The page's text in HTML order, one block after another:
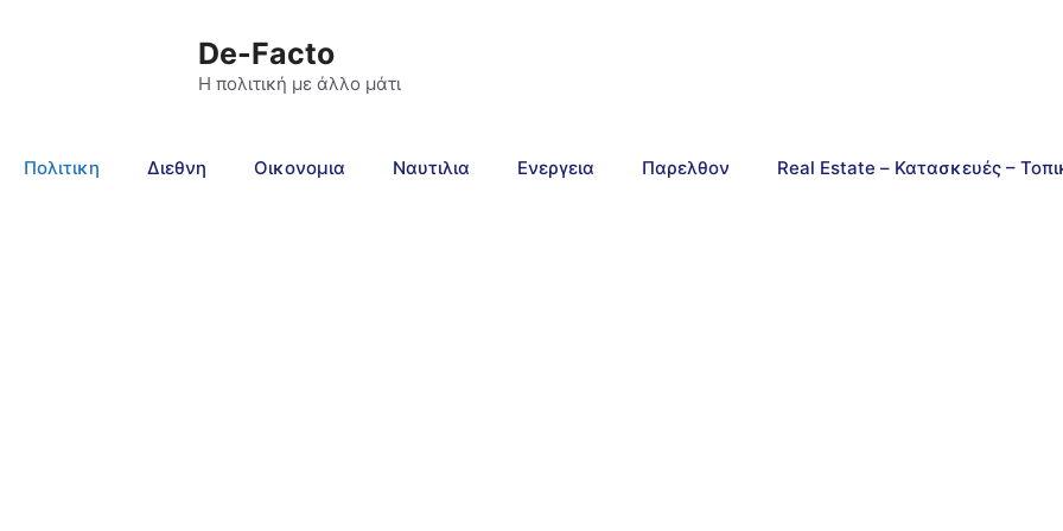
De-Facto
Η πολιτική με άλλο μάτι
Πολιτικη Διεθνη Οικονομια Ναυτιλια Ενεργεια Παρελθον Real Estate – Κατασκευές –